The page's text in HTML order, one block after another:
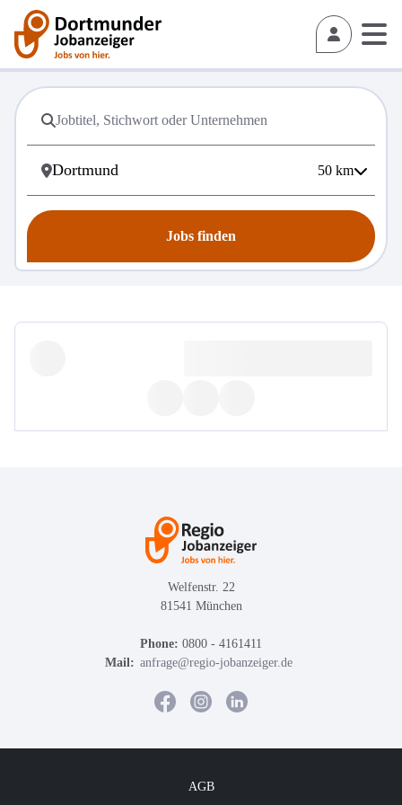
50 km
Jobs finden
Welfenstr. 22
81541 München
Phone: 0800 - 4161411
Mail: anfrage@regio-jobanzeiger.de
AGB